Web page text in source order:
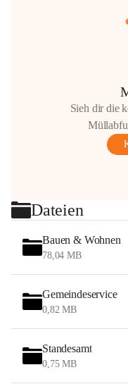
Sieh dir die
Dateien
Bauen & Wohnen
78,04 MB
Gemeindeservice
0,82 MB
Standesamt
0,75 MB